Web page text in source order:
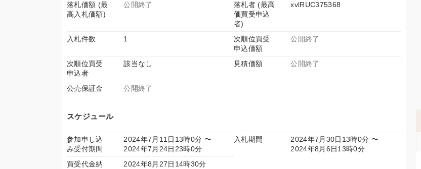
落札価額 (最
高入札価額)
公開終了
落札者 (最高
価買受申込
者)
xvlRUC375368
入札件数 1
次順位買受
申込価額
公開終了
次順位買受
申込者
該当なし 見積価額 公開終了
公売保証金 公開終了
スケジュール
参加申し込
み受付期間
2024年7月11日13時0分 〜
2024年7月24日23時0分
入札期間
2024年7月30日13時0分 〜
2024年8月6日13時0分
買受代金納
2024年8月27日14時30分